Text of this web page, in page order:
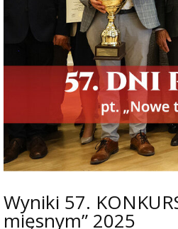
Wyniki 57.
mięsnym” 2025